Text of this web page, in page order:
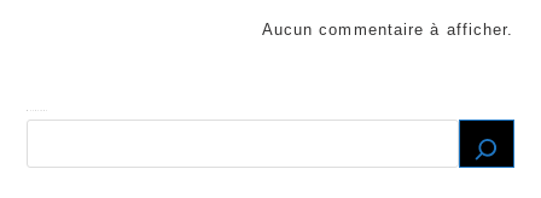
Aucun commentaire à afficher.